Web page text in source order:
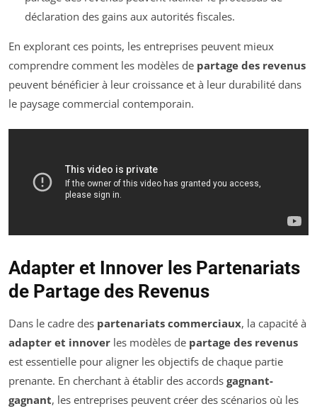
déclaration des gains aux autorités fiscales.
En explorant ces points, les entreprises peuvent mieux
comprendre comment les modèles de partage des revenus
peuvent bénéficier à leur croissance et à leur durabilité dans
le paysage commercial contemporain.
Adapter et Innover les Partenariats
de Partage des Revenus
Dans le cadre des partenariats commerciaux, la capacité à
adapter et innover les modèles de partage des revenus
est essentielle pour aligner les objectifs de chaque partie
prenante. En cherchant à établir des accords gagnant-
gagnant, les entreprises peuvent créer des scénarios où les